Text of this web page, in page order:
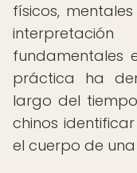
físicos,
fundamentales
práctica ha
largo del
chinos
el cuerpo de